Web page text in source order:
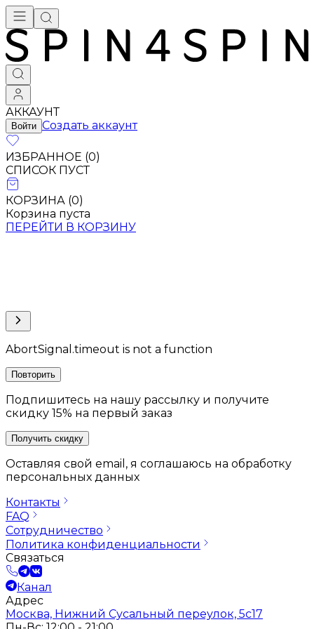
АККАУНТ
Войти Создать аккаунт
ИЗБРАННОЕ (0)
СПИСОК ПУСТ
КОРЗИНА (0)
Корзина пуста
ПЕРЕЙТИ В КОРЗИНУ
AbortSignal.timeout is not a function
Повторить
Подпишитесь на нашу рассылку и получите
скидку 15% на первый заказ
Получить скидку
Оставляя свой email, я соглашаюсь на обработку
персональных данных
Контакты
FAQ
Сотрудничество
Политика конфиденциальности
Связаться
Канал
Адрес
Москва, Нижний Сусальный переулок, 5с17